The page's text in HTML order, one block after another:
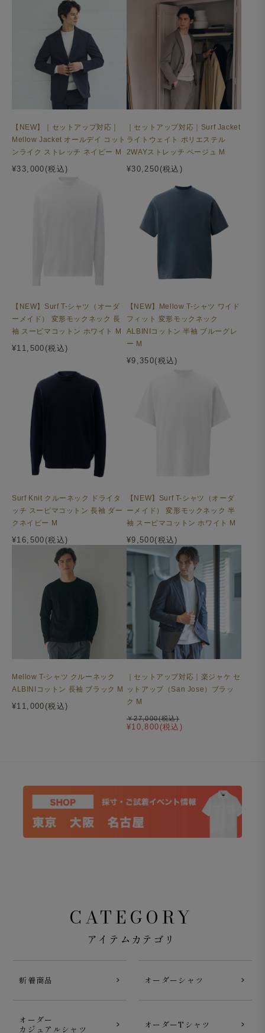
【NEW】｜セットアップ対応｜
Mellow Jacket オールデイ コット
ンライク ストレッチ ネイビー M
¥33,000(税込)
｜セットアップ対応｜Surf Jacket
ライトウェイト ポリエステル
2WAYストレッチ ベージュ M
¥30,250(税込)
【NEW】Surf T-シャツ（オーダ
ーメイド） 変形モックネック 長
袖 スーピマコットン ホワイト M
¥11,500(税込)
【NEW】Mellow T-シャツ ワイド
フィット 変形モックネック
ALBINIコットン 半袖 ブルーグレ
ー M
¥9,350(税込)
Surf Knit クルーネック ドライタ
ッチ スーピマコットン 長袖 ダー
クネイビー M
¥16,500(税込)
【NEW】Surf T-シャツ（オーダ
ーメイド） 変形モックネック 半
袖 スーピマコットン ホワイト M
¥9,500(税込)
Mellow T-シャツ クルーネック
ALBINIコットン 長袖 ブラック M
¥11,000(税込)
｜セットアップ対応｜楽ジャケ セ
ットアップ（San Jose）ブラッ
ク M
¥10,800(税込)
￥27,000(税込)
CATEGORY
アイテムカテゴリ
新着商品 オーダーシャツ
オーダー
カジュアルシャツ
オーダーTシャツ